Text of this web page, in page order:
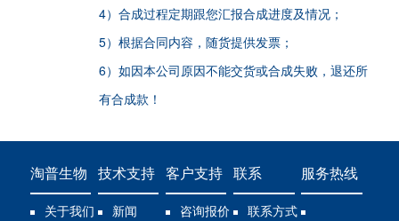
4）合成过程定期跟您汇报合成进度及情况；
5）根据合同内容，随货提供发票；
6）如因本公司原因不能交货或合成失败，退还所
有合成款！
淘普生物
关于我们
技术支持
新闻
客户支持
咨询报价
联系
联系方式
服务热线